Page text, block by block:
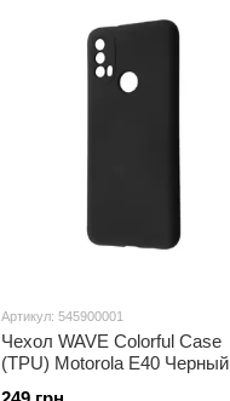
Артикул: 545900001
Чехол WAVE Colorful Case
(TPU) Motorola E40 Черный